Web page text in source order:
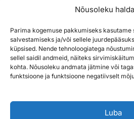
Nõusoleku
Parima kogemuse pakkumiseks kasutame
salvestamiseks ja/või sellele
küpsised. Nende tehnoloogiatega
sellel saidil andmeid, näiteks
kohta. Nõusoleku andmata jätmine või
funktsioone ja funktsioone negatiivselt
Luba
Categories
Tünnisauna rent